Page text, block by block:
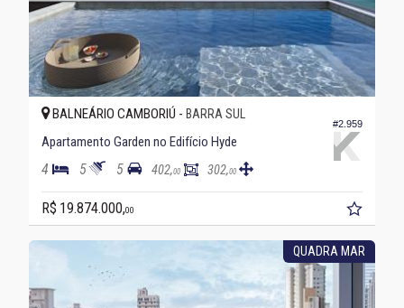
#2.959
BALNEÁRIO CAMBORIÚ - BARRA SUL
Apartamento Garden no Edifício Hyde
4 5 5 402,00 302,00
R$ 19.874.000,00
QUADRA MAR